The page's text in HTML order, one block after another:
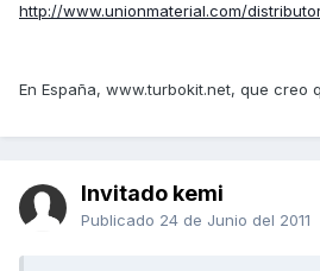
http://www.unionmaterial.com/
En España, www.turbokit.net, que creo
Invitado kemi
Publicado 24 de Junio del 2011